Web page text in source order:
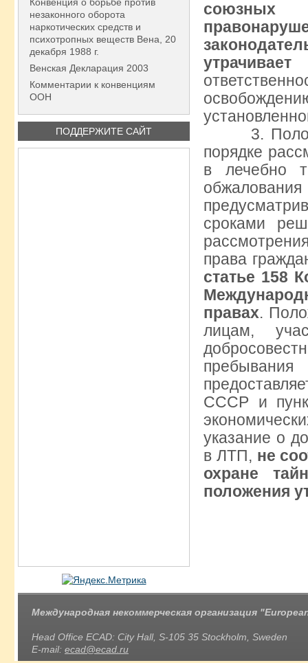
незаконного оборота
наркотических средств и
психотропных веществ Вена, 20
декабря 1988 г.
Венская Декларация 2003
Комментарии к конвенциям
ООН
ПОДДЕРЖИТЕ САЙТ
союзных
3.
порядке
в лечебно
сроками
права
статье 158
правах.
лицам,
СССР и
указание о
в ЛТП, не
охране
положения
Международная некоммерческая организация
Head Office ECAD: City Hall, S-105 35 Stockholm, Sweden
E-mail: ecad@ecad.ru